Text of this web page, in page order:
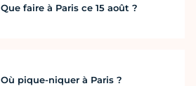
Que faire à Paris ce 15 août ?
Où pique-niquer à Paris ?